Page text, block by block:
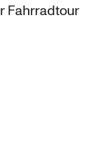
Fahrradtour